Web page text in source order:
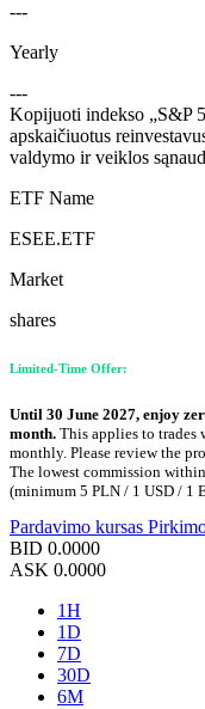
---
Yearly
---
Kopijuoti indekso „S&P
apskaičiuotus
valdymo ir veiklos
ETF Name
ESEE.ETF
Market
shares
Limited-Time Offer:
Until 30 June 2027, enjoy
month. This applies to trades
monthly. Please review the
The lowest commission
(minimum 5 PLN / 1 USD / 1
Pardavimo kursas
BID 0.0000
ASK 0.0000
1H
1D
7D
30D
6M